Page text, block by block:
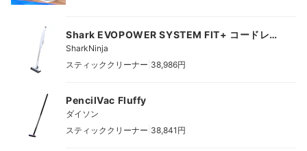
Shark EVOPOWER SYSTEM FIT+ コードレス
スティッククリーナー
SharkNinja
スティッククリーナー 38,986円
PencilVac Fluffy
ダイソン
スティッククリーナー 38,841円